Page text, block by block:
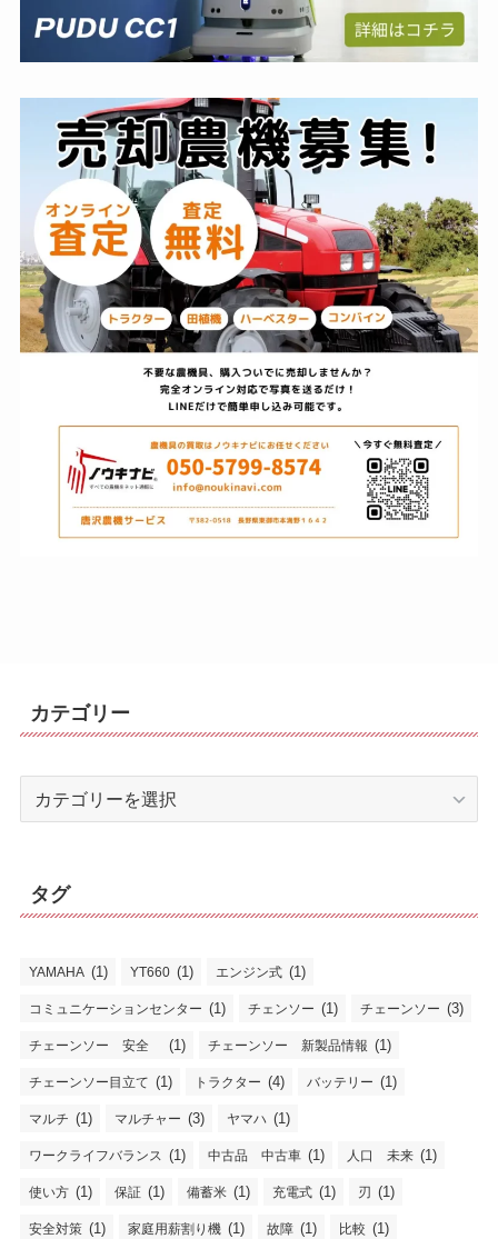
カテゴリー
テ
リ
ー
タグ
YAMAHA (1) YT660 (1) エンジン式 (1)
コミュニケーションセンター (1) チェンソー (1) チェーンソー (3)
チェーンソー 安全 (1) チェーンソー 新製品情報 (1)
チェーンソー目立て (1) トラクター (4) バッテリー (1)
マルチ (1) マルチャー (3) ヤマハ (1)
ワークライフバランス (1) 中古品 中古車 (1) 人口 未来 (1)
使い方 (1) 保証 (1) 備蓄米 (1) 充電式 (1) 刃 (1)
安全対策 (1) 家庭用薪割り機 (1) 故障 (1) 比較 (1)